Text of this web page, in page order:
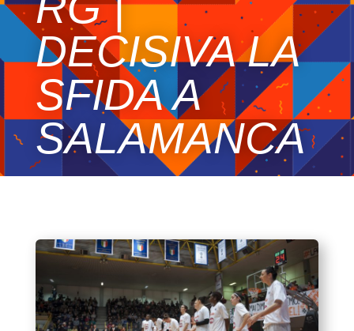
DECISIVA LA
SFIDA A
SALAMANCA